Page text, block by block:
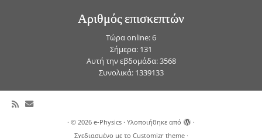
Αριθμός επισκεπτών
Τώρα online: 6
Σήμερα: 131
Αυτή την εβδομάδα: 3568
Συνολικά: 1339133
· © 2026 e-Physics · Υλοποιήθηκε από
·
Σχεδιασμένο με το Customizr theme·